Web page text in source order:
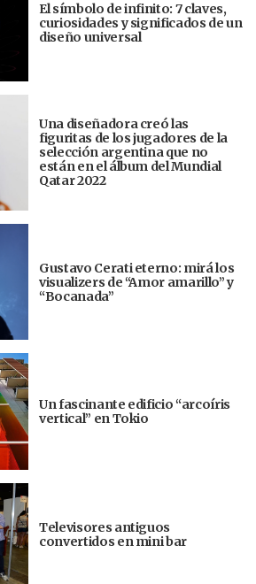
El símbolo de infinito: 7 claves,
curiosidades y significados de un
diseño universal
Una diseñadora creó las
figuritas de los jugadores de la
selección argentina que no
están en el álbum del Mundial
Qatar 2022
Gustavo Cerati eterno: mirá los
visualizers de “Amor amarillo” y
“Bocanada”
Un fascinante edificio “arcoíris
vertical” en Tokio
Televisores antiguos
convertidos en mini bar